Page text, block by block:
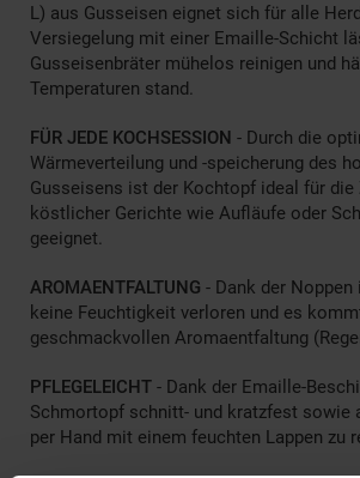
L) aus Gusseisen eignet sich für alle
Versiegelung mit einer Emaille-Schicht
Gusseisenbräter mühelos reinigen und
Temperaturen stand.
FÜR JEDE KOCHSESSION - Durch die
Wärmeverteilung und -speicherung des
Gusseisens ist der Kochtopf ideal für die
köstlicher Gerichte wie Aufläufe oder
geeignet.
AROMAENTFALTUNG - Dank der
keine Feuchtigkeit verloren und es
geschmackvollen Aromaentfaltung
PFLEGELEICHT - Dank der Emaille-
Schmortopf schnitt- und kratzfest sowie
per Hand mit einem feuchten Lappen zu